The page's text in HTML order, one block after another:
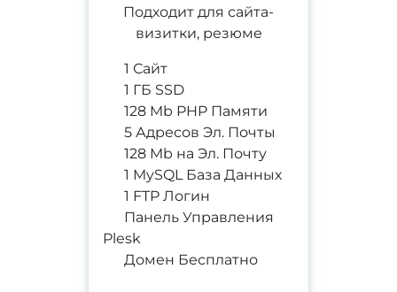
Подходит для сайта-
визитки, резюме
1 Сайт
1 ГБ SSD
128 Mb PHP Памяти
5 Адресов Эл. Почты
128 Mb на Эл. Почту
1 MySQL База Данных
1 FTP Логин
Панель Управления
Plesk
Домен Бесплатно